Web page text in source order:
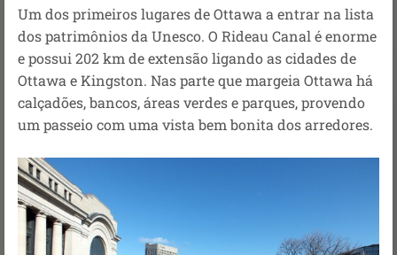
Um dos primeiros lugares de Ottawa a entrar na lista
dos patrimônios da Unesco. O Rideau Canal é enorme
e possui 202 km de extensão ligando as cidades de
Ottawa e Kingston. Nas parte que margeia Ottawa há
calçadões, bancos, áreas verdes e parques, provendo
um passeio com uma vista bem bonita dos arredores.